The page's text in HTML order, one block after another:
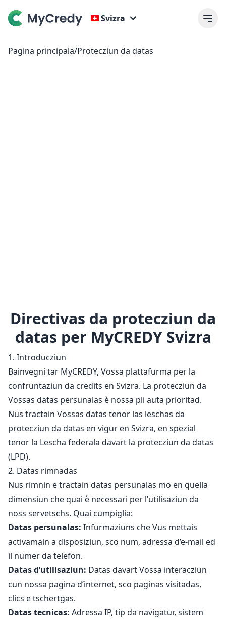
Svizra
Pagina principala/Protecziun da datas
Directivas da protecziun da
datas per MyCREDY Svizra
1. Introducziun
Bainvegni tar MyCREDY, Vossa plattafurma per la
confruntaziun da credits en Svizra. La protecziun da
Vossas datas persunalas è nossa pli auta prioritad.
Nus tractain Vossas datas tenor las leschas da
protecziun da datas en vigur en Svizra, en spezial
tenor la Lescha federala davart la protecziun da datas
(LPD).
2. Datas rimnadas
Nus rimnin e tractain datas persunalas mo en quella
dimensiun che quai è necessari per l’utilisaziun da
noss servetschs. Quai cumpiglia:
Datas persunalas: Infurmaziuns che Vus mettais
activamain a disposiziun, sco num, adressa d’e-mail ed
il numer da telefon.
Datas d’utilisaziun: Datas davart Vossa interacziun
cun nossa pagina d’internet, sco paginas visitadas,
clics e tschertgas.
Datas tecnicas: Adressa IP, tip da navigatur, sistem